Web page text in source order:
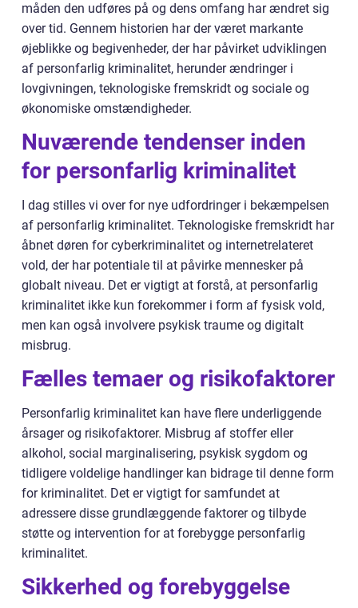
måden den udføres på og dens omfang har ændret sig
over tid. Gennem historien har der været markante
øjeblikke og begivenheder, der har påvirket udviklingen
af personfarlig kriminalitet, herunder ændringer i
lovgivningen, teknologiske fremskridt og sociale og
økonomiske omstændigheder.
Nuværende tendenser inden
for personfarlig kriminalitet
I dag stilles vi over for nye udfordringer i bekæmpelsen
af personfarlig kriminalitet. Teknologiske fremskridt har
åbnet døren for cyberkriminalitet og internetrelateret
vold, der har potentiale til at påvirke mennesker på
globalt niveau. Det er vigtigt at forstå, at personfarlig
kriminalitet ikke kun forekommer i form af fysisk vold,
men kan også involvere psykisk traume og digitalt
misbrug.
Fælles temaer og risikofaktorer
Personfarlig kriminalitet kan have flere underliggende
årsager og risikofaktorer. Misbrug af stoffer eller
alkohol, social marginalisering, psykisk sygdom og
tidligere voldelige handlinger kan bidrage til denne form
for kriminalitet. Det er vigtigt for samfundet at
adressere disse grundlæggende faktorer og tilbyde
støtte og intervention for at forebygge personfarlig
kriminalitet.
Sikkerhed og forebyggelse